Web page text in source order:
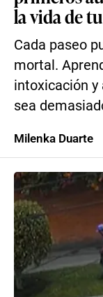
la vida de
Cada paseo
mortal.
intoxicación y
sea
Milenka Duarte